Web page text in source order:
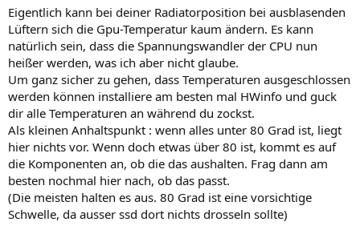
Eigentlich kann bei deiner Radiatorposition bei ausblasenden
Lüftern sich die Gpu-Temperatur kaum ändern. Es kann
natürlich sein, dass die Spannungswandler der CPU nun
heißer werden, was ich aber nicht glaube.
Um ganz sicher zu gehen, dass Temperaturen ausgeschlossen
werden können installiere am besten mal HWinfo und guck
dir alle Temperaturen an während du zockst.
Als kleinen Anhaltspunkt : wenn alles unter 80 Grad ist, liegt
hier nichts vor. Wenn doch etwas über 80 ist, kommt es auf
die Komponenten an, ob die das aushalten. Frag dann am
besten nochmal hier nach, ob das passt.
(Die meisten halten es aus. 80 Grad ist eine vorsichtige
Schwelle, da ausser ssd dort nichts drosseln sollte)